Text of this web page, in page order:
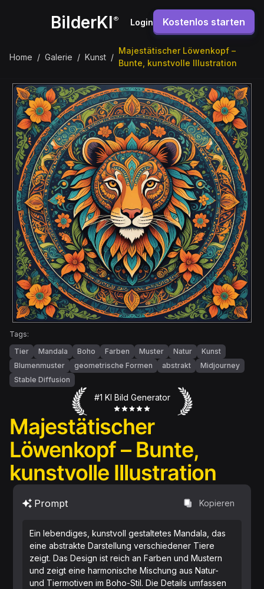
BilderKI® Login Kostenlos starten
Home / Galerie / Kunst /
Majestätischer Löwenkopf –
Bunte, kunstvolle Illustration
Tags:
Tier
Mandala Boho Farben Muster Natur
Kunst
Blumenmuster
geometrische Formen abstrakt
Midjourney
Stable Diffusion
#1 KI Bild Generator
Majestätischer
Löwenkopf – Bunte,
kunstvolle Illustration
Prompt Kopieren
Ein lebendiges, kunstvoll gestaltetes Mandala, das
eine abstrakte Darstellung verschiedener Tiere
zeigt. Das Design ist reich an Farben und Mustern
und zeigt eine harmonische Mischung aus Natur-
und Tiermotiven im Boho-Stil. Die Details umfassen